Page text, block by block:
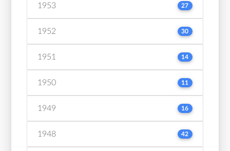
1953 27
1952 30
1951 14
1950 11
1949 16
1948 42